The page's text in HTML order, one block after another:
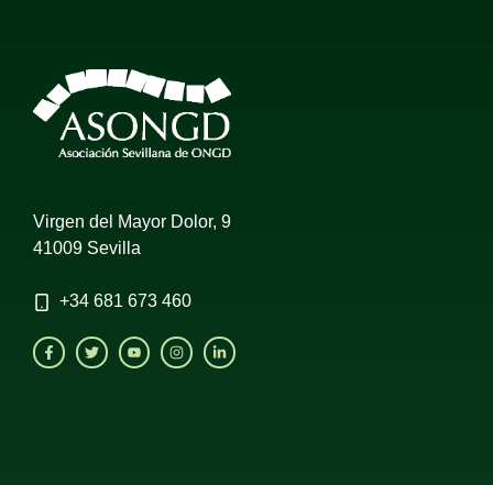
Virgen del Mayor Dolor, 9
41009 Sevilla
+34 681 673 460